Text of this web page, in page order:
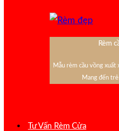
Rèm
Mẫu rèm cầu vồng xuất
Mang đến
Tư Vấn Rèm Cửa